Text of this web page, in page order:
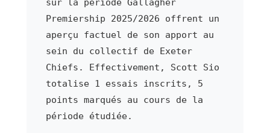
sur la période Gallagher
Premiership 2025/2026 offrent un
aperçu factuel de son apport au
sein du collectif de Exeter
Chiefs. Effectivement, Scott Sio
totalise 1 essais inscrits, 5
points marqués au cours de la
période étudiée.